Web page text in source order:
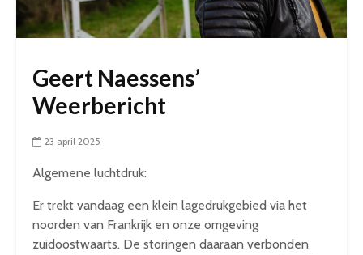
Geert Naessens’
Weerbericht
23 april 2025
Algemene luchtdruk:
Er trekt vandaag een klein lagedrukgebied via het
noorden van Frankrijk en onze omgeving
zuidoostwaarts. De storingen daaraan verbonden